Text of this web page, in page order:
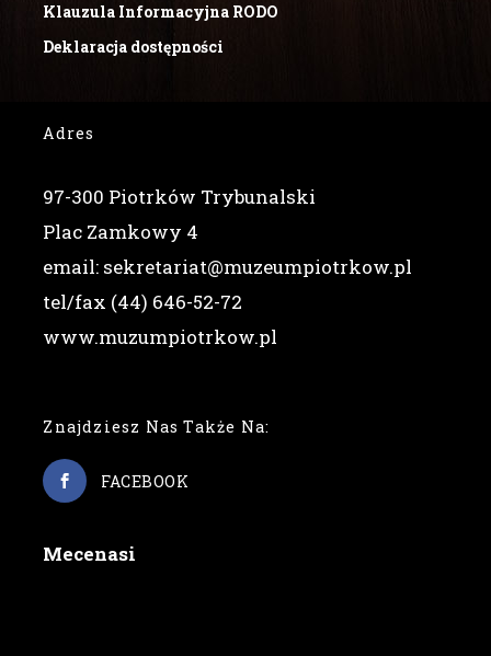
Klauzula Informacyjna RODO
Deklaracja dostępności
Adres
97-300 Piotrków Trybunalski
Plac Zamkowy 4
email: sekretariat@muzeumpiotrkow.pl
tel/fax (44) 646-52-72
www.muzumpiotrkow.pl
Znajdziesz Nas Także Na:
FACEBOOK
Mecenasi